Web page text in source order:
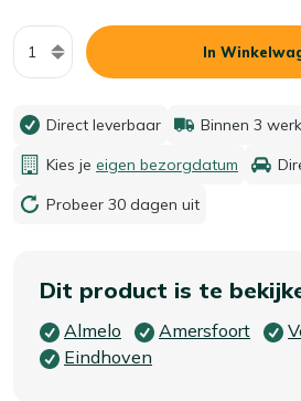
Aantal
In
Direct leverbaar Binnen 3
Kies je eigen bezorgdatum
Probeer 30 dagen uit
Dit product is te
Almelo Amersfoort
Eindhoven